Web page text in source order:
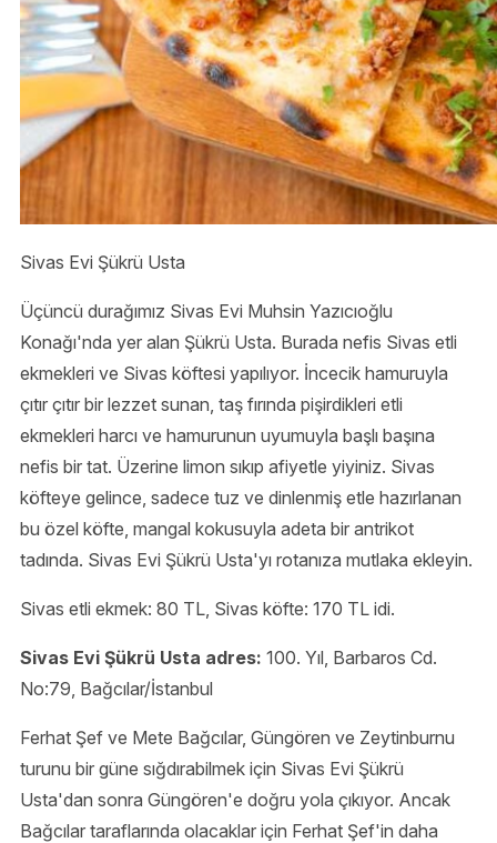
Sivas Evi Şükrü Usta
Üçüncü durağımız Sivas Evi Muhsin Yazıcıoğlu
Konağı'nda yer alan Şükrü Usta. Burada nefis Sivas etli
ekmekleri ve Sivas köftesi yapılıyor. İncecik hamuruyla
çıtır çıtır bir lezzet sunan, taş fırında pişirdikleri etli
ekmekleri harcı ve hamurunun uyumuyla başlı başına
nefis bir tat. Üzerine limon sıkıp afiyetle yiyiniz. Sivas
köfteye gelince, sadece tuz ve dinlenmiş etle hazırlanan
bu özel köfte, mangal kokusuyla adeta bir antrikot
tadında. Sivas Evi Şükrü Usta'yı rotanıza mutlaka ekleyin.
Sivas etli ekmek: 80 TL, Sivas köfte: 170 TL idi.
Sivas Evi Şükrü Usta adres: 100. Yıl, Barbaros Cd.
No:79, Bağcılar/İstanbul
Ferhat Şef ve Mete Bağcılar, Güngören ve Zeytinburnu
turunu bir güne sığdırabilmek için Sivas Evi Şükrü
Usta'dan sonra Güngören'e doğru yola çıkıyor. Ancak
Bağcılar taraflarında olacaklar için Ferhat Şef'in daha